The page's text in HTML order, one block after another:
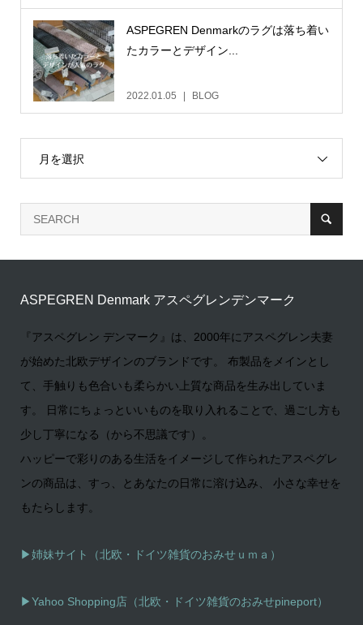
ASPEGREN Denmarkのラグは落ち着い
たカラーとデザイン...
2022.01.05 BLOG
月を選択
ASPEGREN Denmark アスペグレンデンマーク
『アスペグレン デンマーク』は、2000年にアスペグレン夫妻
が始めた北欧デザインのブランドです。 布製品をメインとし
て、手触りも色合いも柔らかい上質な商品を生み出していま
す。 日常にちょっといいものを取り入れることで、過ごし方も
少し丁寧になる（から不思議です）。
ハッピーで彩りのある生活をイメージして作られたアスペグレ
ンの商品は、すっ、とあなたの日常に溶け込み、 小さな幸せを
もたらします。
▶姉妹サイト（北欧・ドイツ雑貨のおみせｕｍａ）
▶Yahoo Shopping店（北欧・ドイツ雑貨のおみせpineport）